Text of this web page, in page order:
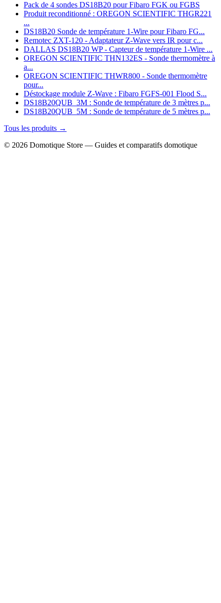
Pack de 4 sondes DS18B20 pour Fibaro FGK ou FGBS
Produit reconditionné : OREGON SCIENTIFIC THGR221
...
DS18B20 Sonde de température 1‑Wire pour Fibaro FG...
Remotec ZXT-120 - Adaptateur Z-Wave vers IR pour c...
DALLAS DS18B20 WP - Capteur de température 1-Wire ...
OREGON SCIENTIFIC THN132ES - Sonde thermomètre à
a...
OREGON SCIENTIFIC THWR800 - Sonde thermomètre
pour...
Déstockage module Z-Wave : Fibaro FGFS-001 Flood S...
DS18B20QUB_3M : Sonde de température de 3 mètres p...
DS18B20QUB_5M : Sonde de température de 5 mètres p...
Tous les produits →
© 2026 Domotique Store — Guides et comparatifs domotique